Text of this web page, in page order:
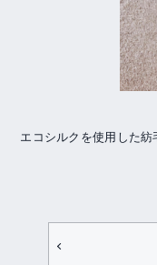
エコシルクを使用した紡